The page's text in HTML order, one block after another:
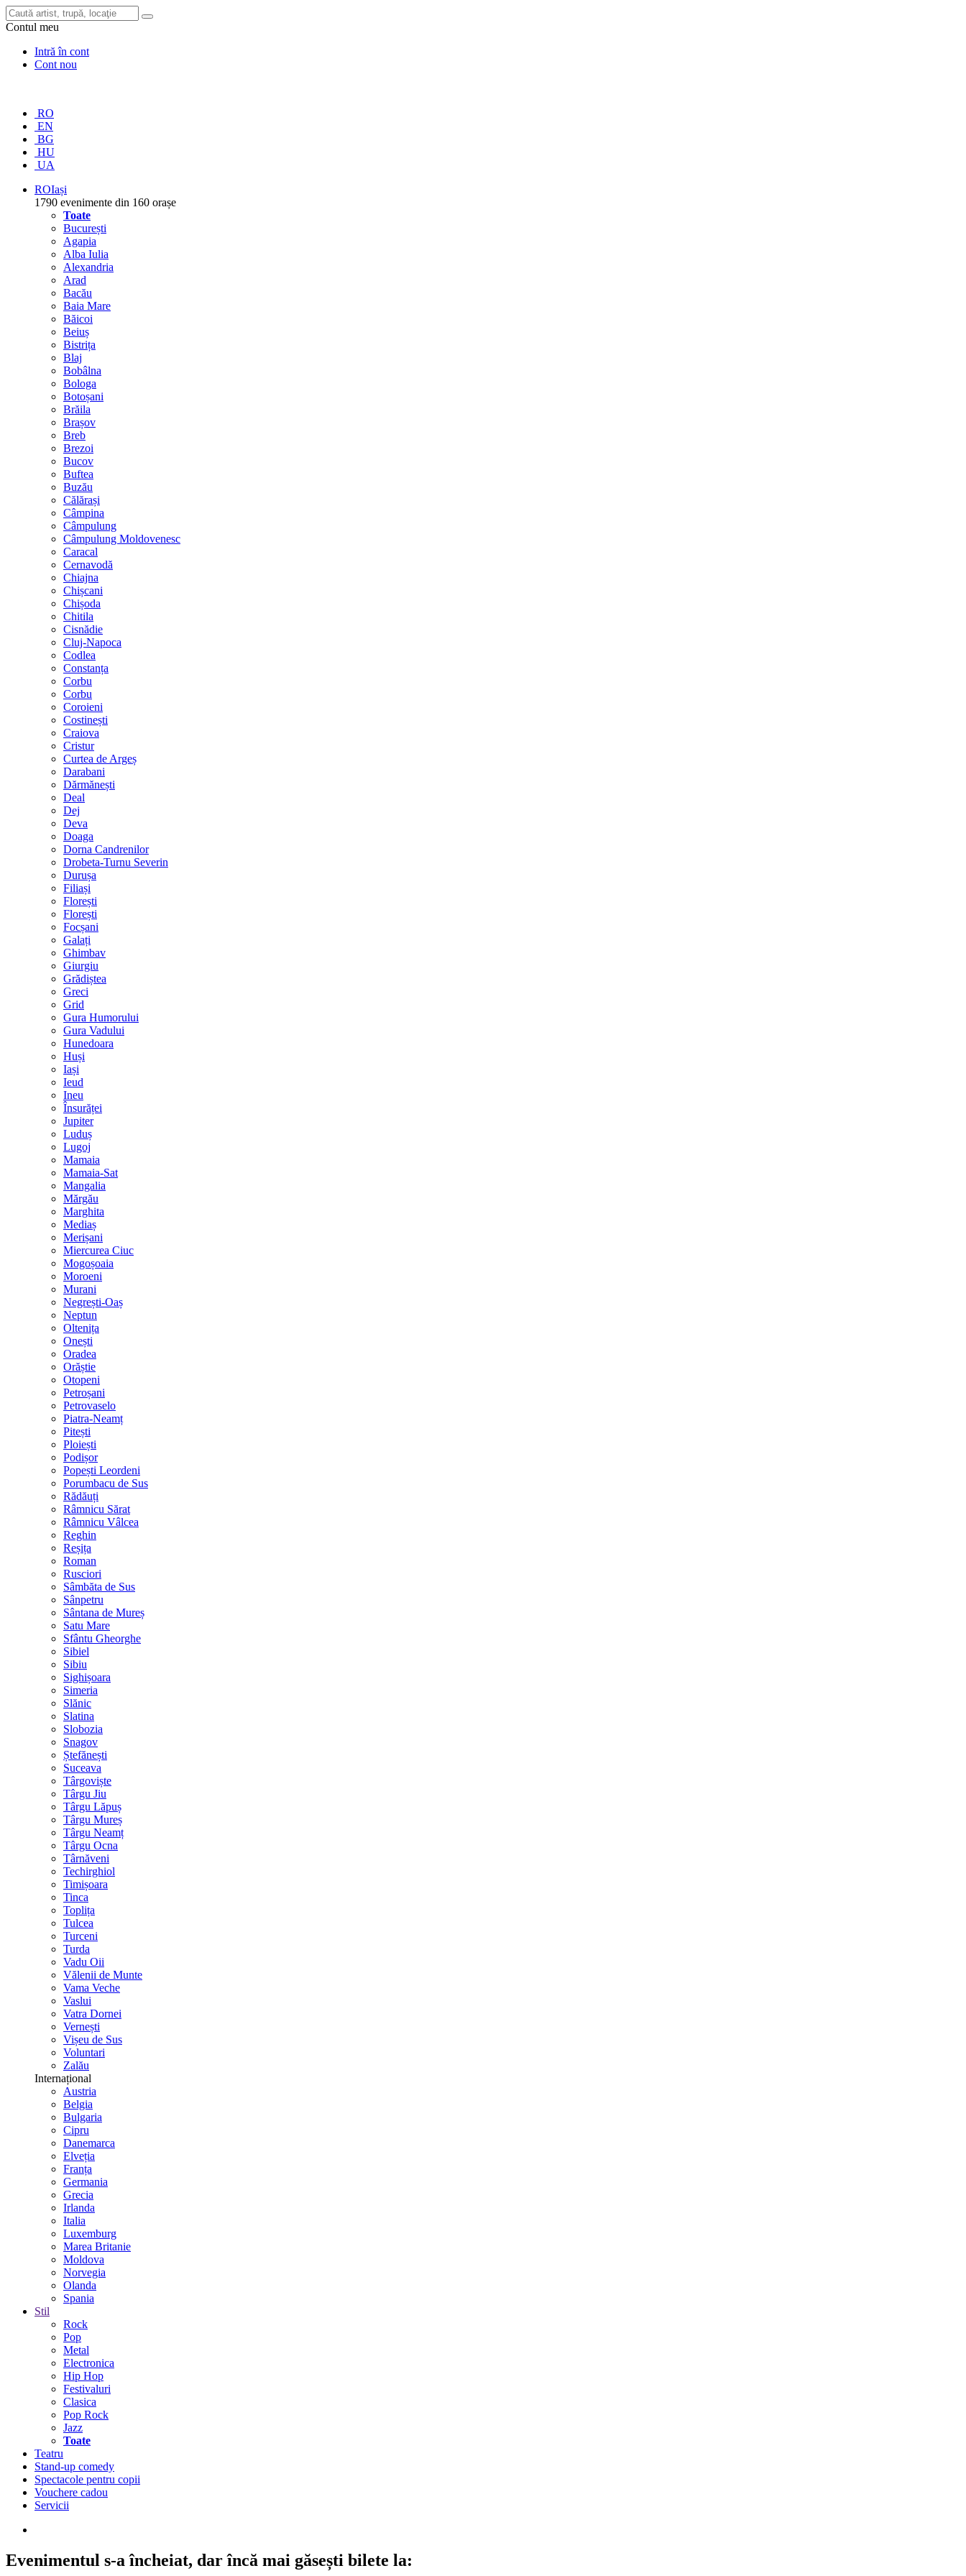
Contul meu
Intră în cont
Cont nou
RO
EN
BG
HU
UA
ROIași
1790 evenimente din 160 orașe
Toate
București
Agapia
Alba Iulia
Alexandria
Arad
Bacău
Baia Mare
Băicoi
Beiuș
Bistrița
Blaj
Bobâlna
Bologa
Botoșani
Brăila
Brașov
Breb
Brezoi
Bucov
Buftea
Buzău
Călărași
Câmpina
Câmpulung
Câmpulung Moldovenesc
Caracal
Cernavodă
Chiajna
Chișcani
Chișoda
Chitila
Cisnădie
Cluj-Napoca
Codlea
Constanța
Corbu
Corbu
Coroieni
Costinești
Craiova
Cristur
Curtea de Argeș
Darabani
Dărmănești
Deal
Dej
Deva
Doaga
Dorna Candrenilor
Drobeta-Turnu Severin
Durușa
Filiași
Florești
Florești
Focșani
Galați
Ghimbav
Giurgiu
Grădiștea
Greci
Grid
Gura Humorului
Gura Vadului
Hunedoara
Huși
Iași
Ieud
Ineu
Însurăței
Jupiter
Luduș
Lugoj
Mamaia
Mamaia-Sat
Mangalia
Mărgău
Marghita
Mediaș
Merișani
Miercurea Ciuc
Mogoșoaia
Moroeni
Murani
Negrești-Oaș
Neptun
Oltenița
Onești
Oradea
Orăștie
Otopeni
Petroșani
Petrovaselo
Piatra-Neamț
Pitești
Ploiești
Podișor
Popești Leordeni
Porumbacu de Sus
Rădăuți
Râmnicu Sărat
Râmnicu Vâlcea
Reghin
Reșița
Roman
Rusciori
Sâmbăta de Sus
Sânpetru
Sântana de Mureș
Satu Mare
Sfântu Gheorghe
Sibiel
Sibiu
Sighișoara
Simeria
Slănic
Slatina
Slobozia
Snagov
Ștefănești
Suceava
Târgoviște
Târgu Jiu
Târgu Lăpuș
Târgu Mureș
Târgu Neamț
Târgu Ocna
Târnăveni
Techirghiol
Timișoara
Tinca
Toplița
Tulcea
Turceni
Turda
Vadu Oii
Vălenii de Munte
Vama Veche
Vaslui
Vatra Dornei
Vernești
Vișeu de Sus
Voluntari
Zalău
Internațional
Austria
Belgia
Bulgaria
Cipru
Danemarca
Elveția
Franța
Germania
Grecia
Irlanda
Italia
Luxemburg
Marea Britanie
Moldova
Norvegia
Olanda
Spania
Stil
Rock
Pop
Metal
Electronica
Hip Hop
Festivaluri
Clasica
Pop Rock
Jazz
Toate
Teatru
Stand-up comedy
Spectacole pentru copii
Vouchere cadou
Servicii
Evenimentul s-a încheiat, dar încă mai găsești bilete la: